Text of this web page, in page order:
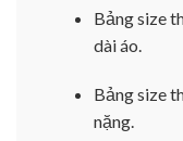
Bảng size
dài áo.
Bảng size
nặng.